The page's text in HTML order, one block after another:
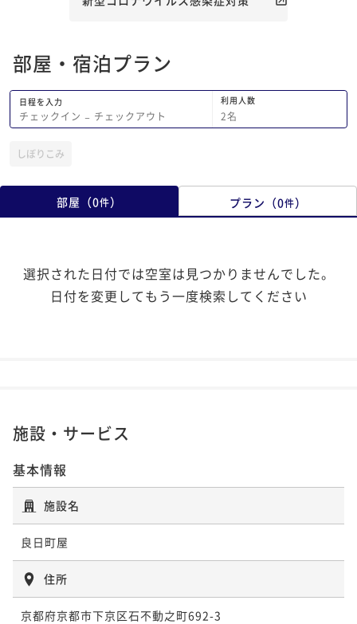
部屋・宿泊プラン
日程を入力
チェックイン − チェックアウト
利用人数
2名
しぼりこみ
部屋 （0件） プラン （0件）
選択された日付では空室は見つかりませんでした。
日付を変更してもう一度検索してください
施設・サービス
基本情報
施設名
良日町屋
住所
京都府京都市下京区石不動之町692-3